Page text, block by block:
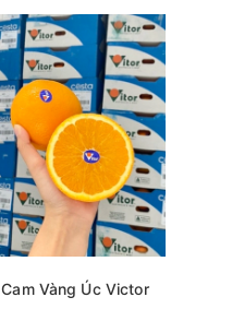
Cam Vàng Úc Victor